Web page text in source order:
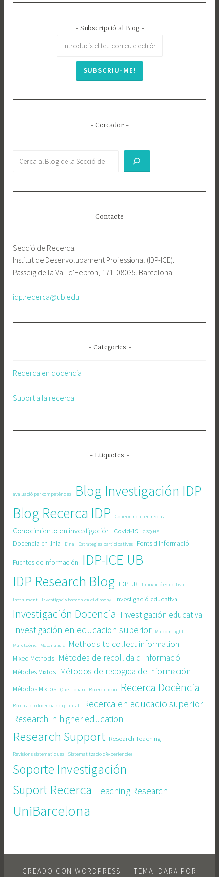
- Subscripció al Blog -
- Cercador -
- Contacte -
Secció de Recerca.
Institut de Desenvolupament Professional (IDP-ICE).
Passeig de la Vall d'Hebron, 171. 08035. Barcelona.
idp.recerca@ub.edu
- Categories -
Recerca en docència
Suport a la recerca
- Etiquetes -
avaluació per competències Blog Investigación IDP
Blog Recerca IDP Coneixement en recerca
Conocimiento en investigación Covid-19 CSQ-HE
Docencia en linia Eina Estrategies participatives Fonts d'informació
Fuentes de información IDP-ICE UB
IDP Research Blog IDP UB Innovació educativa
Instrument Investigació basada en el disseny Investigació educativa
Investigación Docencia Investigación educativa
Investigación en educacion superior Malcom Tight
Marc teòric Metanalisis Methods to collect information
Mixed Methods Mètodes de recollida d'informació
Mètodes Mixtos Métodos de recogida de información
Métodos Mixtos Questionari Recerca-accio Recerca Docència
Recerca en docencia de qualitat Recerca en educacio superior
Research in higher education
Research Support Research Teaching
Revisions sistematiques Sistematitzacio d’experiencies
Soporte Investigación
Suport Recerca Teaching Research
UniBarcelona
CREADO CON WORDPRESS TEMA: DARA POR